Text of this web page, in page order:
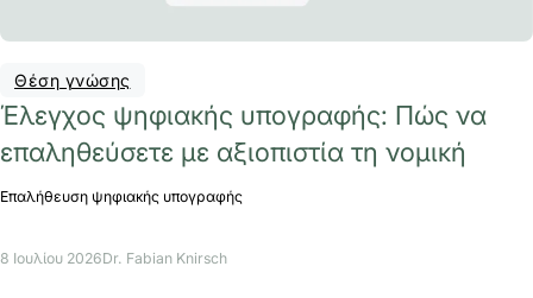
Θέση γνώσης
Έλεγχος ψηφιακής υπογραφής: Πώς να
επαληθεύσετε με αξιοπιστία τη νομική
Επαλήθευση ψηφιακής υπογραφής
8 Ιουλίου 2026Dr. Fabian Knirsch